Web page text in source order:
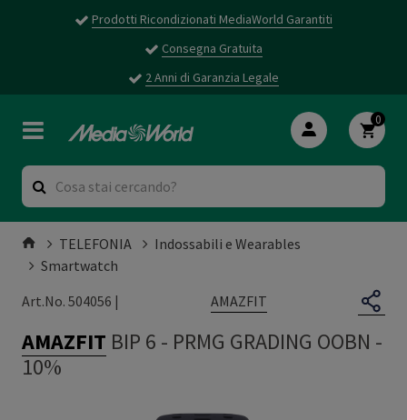
Prodotti Ricondizionati MediaWorld Garantiti
Consegna Gratuita
2 Anni di Garanzia Legale
0
TELEFONIA
Indossabili e Wearables
Smartwatch
Art.No. 504056 |
AMAZFIT
AMAZFIT BIP 6 - PRMG GRADING OOBN -
10%